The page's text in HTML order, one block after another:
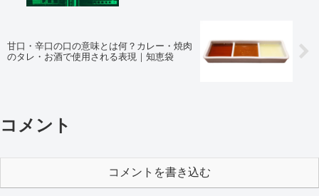
甘口・辛口の口の意味とは何？カレー・焼肉
のタレ・お酒で使用される表現｜知恵袋
コメント
コメントを書き込む